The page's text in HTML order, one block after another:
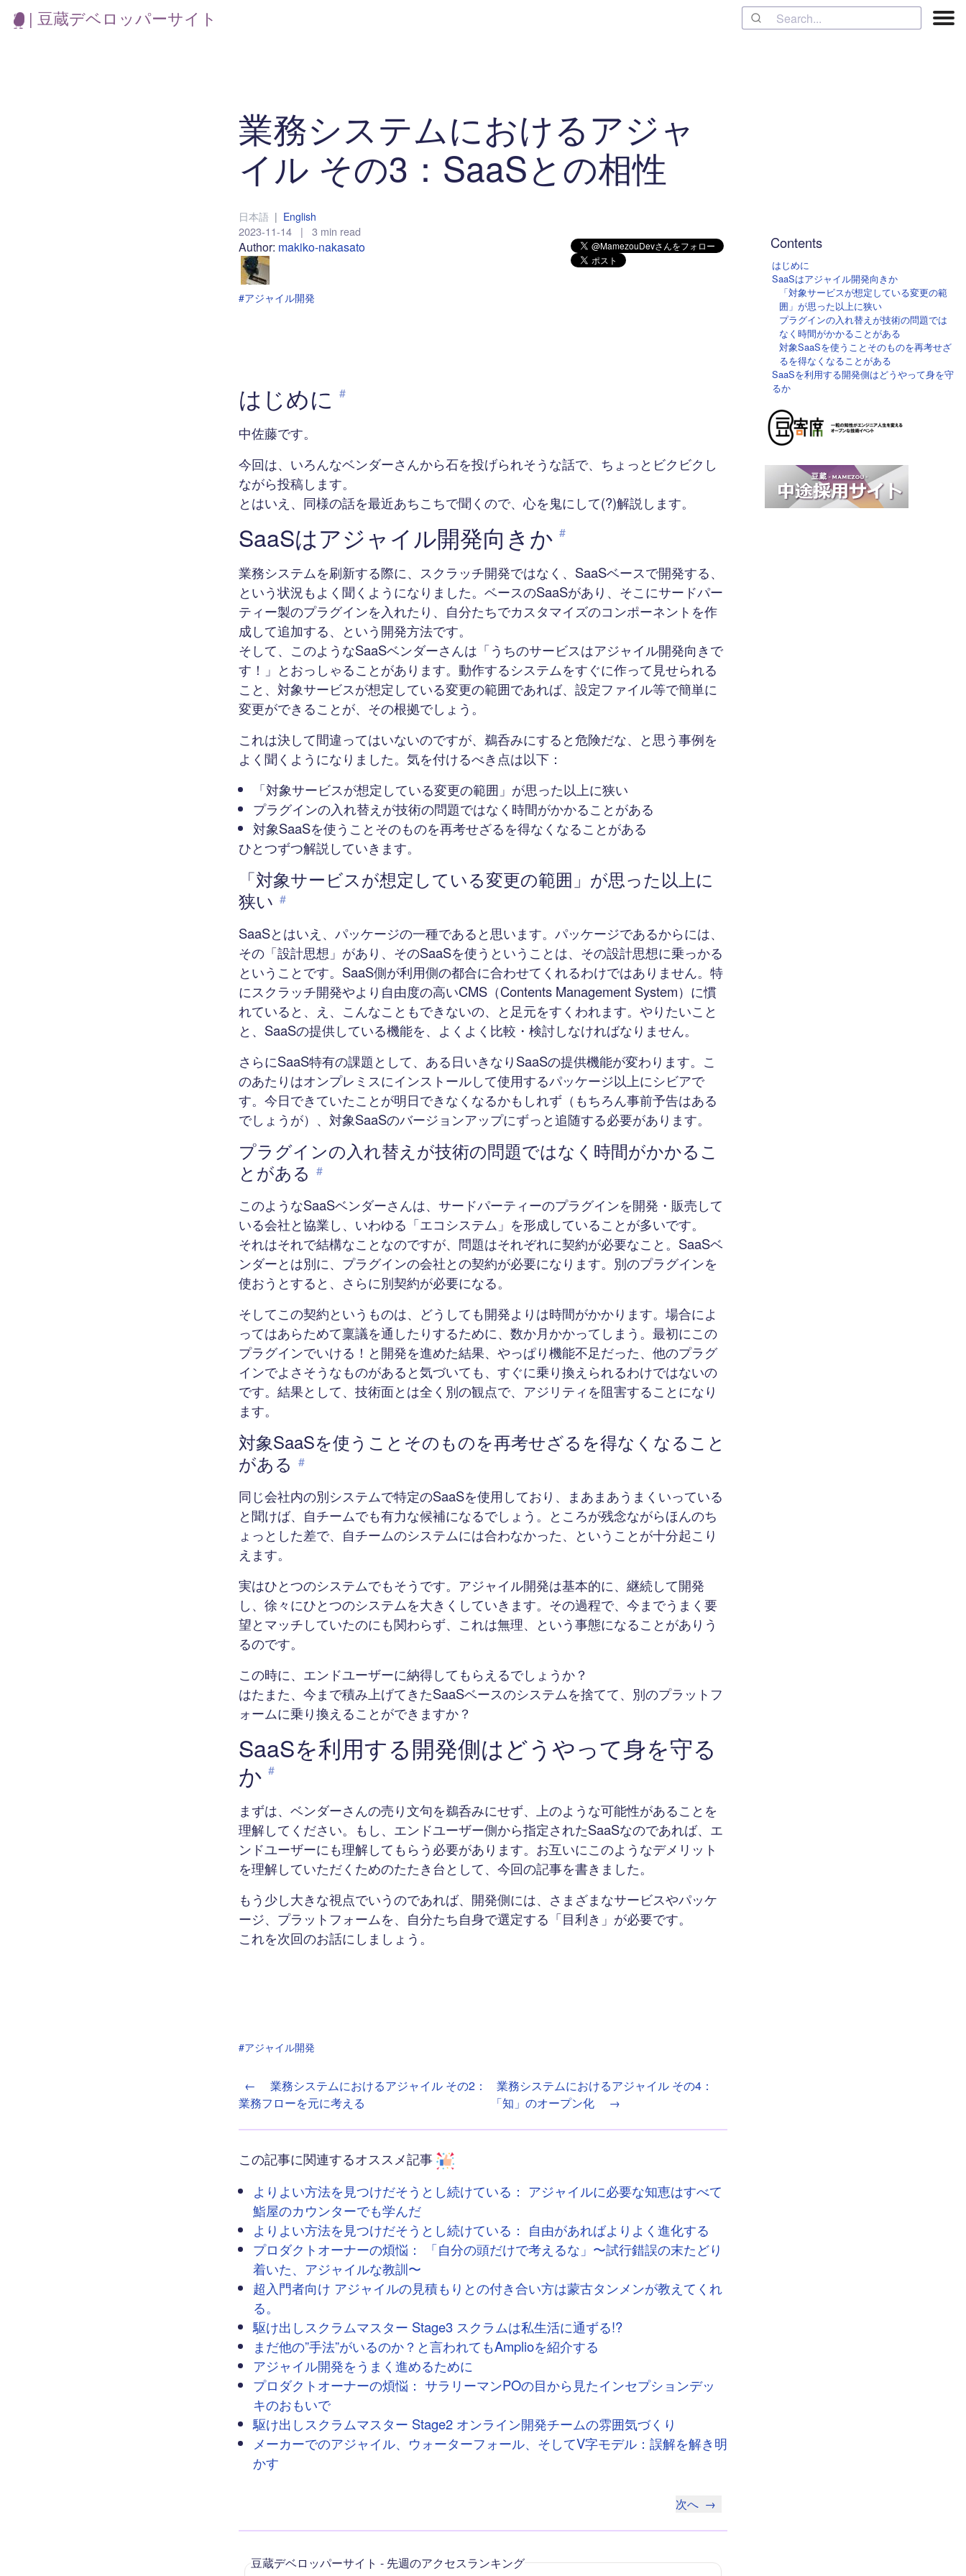
| 豆蔵デベロッパーサイト
Contents
はじめに
SaaSはアジャイル開発向きか
「対象サービスが想定している変更の範
囲」が思った以上に狭い
プラグインの入れ替えが技術の問題では
なく時間がかかることがある
対象SaaSを使うことそのものを再考せざ
るを得なくなることがある
SaaSを利用する開発側はどうやって身を守
るか
業務システムにおけるアジャ
イル その3：SaaSとの相性
日本語 | English
2023-11-14 | 3 min read
Author: makiko-nakasato
#アジャイル開発
はじめに #
中佐藤です。
今回は、いろんなベンダーさんから石を投げられそうな話で、ちょっとビクビクし
ながら投稿します。
とはいえ、同様の話を最近あちこちで聞くので、心を鬼にして(?)解説します。
SaaSはアジャイル開発向きか #
業務システムを刷新する際に、スクラッチ開発ではなく、SaaSベースで開発する、
という状況もよく聞くようになりました。ベースのSaaSがあり、そこにサードパー
ティー製のプラグインを入れたり、自分たちでカスタマイズのコンポーネントを作
成して追加する、という開発方法です。
そして、このようなSaaSベンダーさんは「うちのサービスはアジャイル開発向きで
す！」とおっしゃることがあります。動作するシステムをすぐに作って見せられる
こと、対象サービスが想定している変更の範囲であれば、設定ファイル等で簡単に
変更ができることが、その根拠でしょう。
これは決して間違ってはいないのですが、鵜呑みにすると危険だな、と思う事例を
よく聞くようになりました。気を付けるべき点は以下：
「対象サービスが想定している変更の範囲」が思った以上に狭い
プラグインの入れ替えが技術の問題ではなく時間がかかることがある
対象SaaSを使うことそのものを再考せざるを得なくなることがある
ひとつずつ解説していきます。
「対象サービスが想定している変更の範囲」が思った以上に
狭い #
SaaSとはいえ、パッケージの一種であると思います。パッケージであるからには、
その「設計思想」があり、そのSaaSを使うということは、その設計思想に乗っかる
ということです。SaaS側が利用側の都合に合わせてくれるわけではありません。特
にスクラッチ開発やより自由度の高いCMS（Contents Management System）に慣
れていると、え、こんなこともできないの、と足元をすくわれます。やりたいこと
と、SaaSの提供している機能を、よくよく比較・検討しなければなりません。
さらにSaaS特有の課題として、ある日いきなりSaaSの提供機能が変わります。こ
のあたりはオンプレミスにインストールして使用するパッケージ以上にシビアで
す。今日できていたことが明日できなくなるかもしれず（もちろん事前予告はある
でしょうが）、対象SaaSのバージョンアップにずっと追随する必要があります。
プラグインの入れ替えが技術の問題ではなく時間がかかるこ
とがある #
このようなSaaSベンダーさんは、サードパーティーのプラグインを開発・販売して
いる会社と協業し、いわゆる「エコシステム」を形成していることが多いです。
それはそれで結構なことなのですが、問題はそれぞれに契約が必要なこと。SaaSベ
ンダーとは別に、プラグインの会社との契約が必要になります。別のプラグインを
使おうとすると、さらに別契約が必要になる。
そしてこの契約というものは、どうしても開発よりは時間がかかります。場合によ
ってはあらためて稟議を通したりするために、数か月かかってしまう。最初にこの
プラグインでいける！と開発を進めた結果、やっぱり機能不足だった、他のプラグ
インでよさそうなものがあると気づいても、すぐに乗り換えられるわけではないの
です。結果として、技術面とは全く別の観点で、アジリティを阻害することになり
ます。
対象SaaSを使うことそのものを再考せざるを得なくなること
がある #
同じ会社内の別システムで特定のSaaSを使用しており、まあまあうまくいっている
と聞けば、自チームでも有力な候補になるでしょう。ところが残念ながらほんのち
ょっとした差で、自チームのシステムには合わなかった、ということが十分起こり
えます。
実はひとつのシステムでもそうです。アジャイル開発は基本的に、継続して開発
し、徐々にひとつのシステムを大きくしていきます。その過程で、今までうまく要
望とマッチしていたのにも関わらず、これは無理、という事態になることがありう
るのです。
この時に、エンドユーザーに納得してもらえるでしょうか？
はたまた、今まで積み上げてきたSaaSベースのシステムを捨てて、別のプラットフ
ォームに乗り換えることができますか？
SaaSを利用する開発側はどうやって身を守る
か #
まずは、ベンダーさんの売り文句を鵜呑みにせず、上のような可能性があることを
理解してください。もし、エンドユーザー側から指定されたSaaSなのであれば、エ
ンドユーザーにも理解してもらう必要があります。お互いにこのようなデメリット
を理解していただくためのたたき台として、今回の記事を書きました。
もう少し大きな視点でいうのであれば、開発側には、さまざまなサービスやパッケ
ージ、プラットフォームを、自分たち自身で選定する「目利き」が必要です。
これを次回のお話にしましょう。
#アジャイル開発
←
業務システムにおけるアジャイル その2：
業務フローを元に考える
業務システムにおけるアジャイル その4：
「知」のオープン化
→
この記事に関連するオススメ記事
よりよい方法を見つけだそうとし続けている： アジャイルに必要な知恵はすべて
鮨屋のカウンターでも学んだ
よりよい方法を見つけだそうとし続けている： 自由があればよりよく進化する
プロダクトオーナーの煩悩： 「自分の頭だけで考えるな」〜試行錯誤の末たどり
着いた、アジャイルな教訓〜
超入門者向け アジャイルの見積もりとの付き合い方は蒙古タンメンが教えてくれ
る。
駆け出しスクラムマスター Stage3 スクラムは私生活に通ずる!?
まだ他の”手法”がいるのか？と言われてもAmplioを紹介する
アジャイル開発をうまく進めるために
プロダクトオーナーの煩悩： サラリーマンPOの目から見たインセプションデッ
キのおもいで
駆け出しスクラムマスター Stage2 オンライン開発チームの雰囲気づくり
メーカーでのアジャイル、ウォーターフォール、そしてV字モデル：誤解を解き明
かす
次へ →
豆蔵デベロッパーサイト - 先週のアクセスランキング